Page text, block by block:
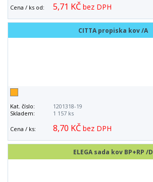
Cena / ks od: 5,71 KČ bez DPH
CITTA propiska kov /A
Kat. číslo:
1201318-19
Skladem:
1 157 ks
Cena / ks: 8,70 KČ bez DPH
ELEGA sada kov BP+RP /D